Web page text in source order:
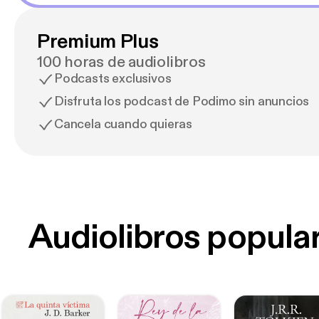
Premium Plus
100 horas de audiolibros
Podcasts exclusivos
Disfruta los podcast de Podimo sin anuncios
Cancela cuando quieras
Audiolibros